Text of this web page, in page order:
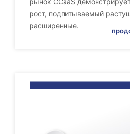
рынок CCaaS
рост, подпитываемый
расширенные.